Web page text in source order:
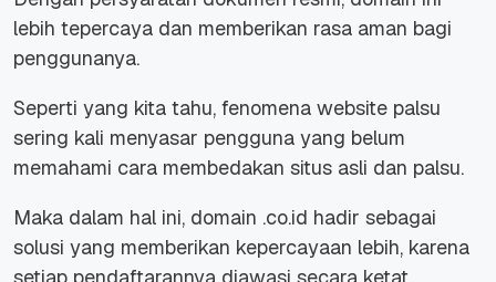
lebih tepercaya dan memberikan rasa aman bagi
penggunanya.
Seperti yang kita tahu, fenomena website palsu
sering kali menyasar pengguna yang belum
memahami cara membedakan situs asli dan palsu.
Maka dalam hal ini, domain .co.id hadir sebagai
solusi yang memberikan kepercayaan lebih, karena